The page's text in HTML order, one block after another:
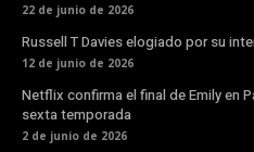
22 de junio de 2026
Russell T Davies elogiado por su
12 de junio de 2026
Netflix confirma el final de Emily en
sexta temporada
2 de junio de 2026